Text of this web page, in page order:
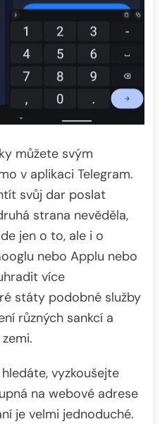
můžete svým
v aplikaci Telegram.
svůj dar poslat
strana nevěděla,
jen o to, ale i o
nebo Applu nebo
více
státy podobné služby
různých sankcí a
vyzkoušejte
na webové adrese
je velmi jednoduché.